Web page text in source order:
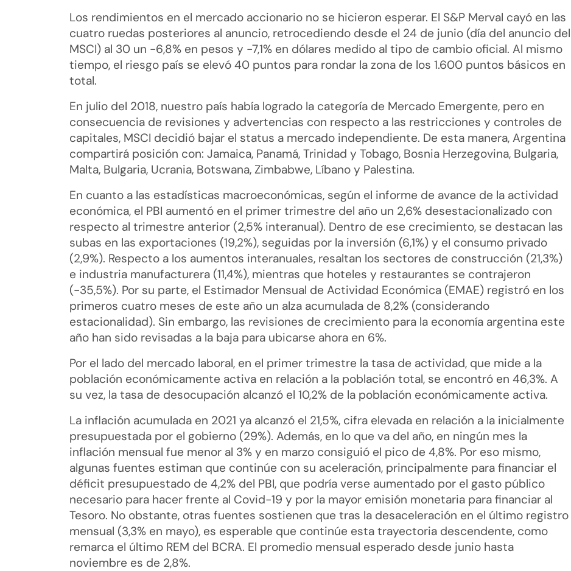
Los rendimientos en el mercado accionario no se hicieron esperar. El S&P Merval cayó en las
cuatro ruedas posteriores al anuncio, retrocediendo desde el 24 de junio (día del anuncio del
MSCI) al 30 un -6,8% en pesos y -7,1% en dólares medido al tipo de cambio oficial. Al mismo
tiempo, el riesgo país se elevó 40 puntos para rondar la zona de los 1.600 puntos básicos en
total.
En julio del 2018, nuestro país había logrado la categoría de Mercado Emergente, pero en
consecuencia de revisiones y advertencias con respecto a las restricciones y controles de
capitales, MSCI decidió bajar el status a mercado independiente. De esta manera, Argentina
compartirá posición con: Jamaica, Panamá, Trinidad y Tobago, Bosnia Herzegovina, Bulgaria,
Malta, Bulgaria, Ucrania, Botswana, Zimbabwe, Líbano y Palestina.
En cuanto a las estadísticas macroeconómicas, según el informe de avance de la actividad
económica, el PBI aumentó en el primer trimestre del año un 2,6% desestacionalizado con
respecto al trimestre anterior (2,5% interanual). Dentro de ese crecimiento, se destacan las
subas en las exportaciones (19,2%), seguidas por la inversión (6,1%) y el consumo privado
(2,9%). Respecto a los aumentos interanuales, resaltan los sectores de construcción (21,3%)
e industria manufacturera (11,4%), mientras que hoteles y restaurantes se contrajeron
(-35,5%). Por su parte, el Estimador Mensual de Actividad Económica (EMAE) registró en los
primeros cuatro meses de este año un alza acumulada de 8,2% (considerando
estacionalidad). Sin embargo, las revisiones de crecimiento para la economía argentina este
año han sido revisadas a la baja para ubicarse ahora en 6%.
Por el lado del mercado laboral, en el primer trimestre la tasa de actividad, que mide a la
población económicamente activa en relación a la población total, se encontró en 46,3%. A
su vez, la tasa de desocupación alcanzó el 10,2% de la población económicamente activa.
La inflación acumulada en 2021 ya alcanzó el 21,5%, cifra elevada en relación a la inicialmente
presupuestada por el gobierno (29%). Además, en lo que va del año, en ningún mes la
inflación mensual fue menor al 3% y en marzo consiguió el pico de 4,8%. Por eso mismo,
algunas fuentes estiman que continúe con su aceleración, principalmente para financiar el
déficit presupuestado de 4,2% del PBI, que podría verse aumentado por el gasto público
necesario para hacer frente al Covid-19 y por la mayor emisión monetaria para financiar al
Tesoro. No obstante, otras fuentes sostienen que tras la desaceleración en el último registro
mensual (3,3% en mayo), es esperable que continúe esta trayectoria descendente, como
remarca el último REM del BCRA. El promedio mensual esperado desde junio hasta
noviembre es de 2,8%.